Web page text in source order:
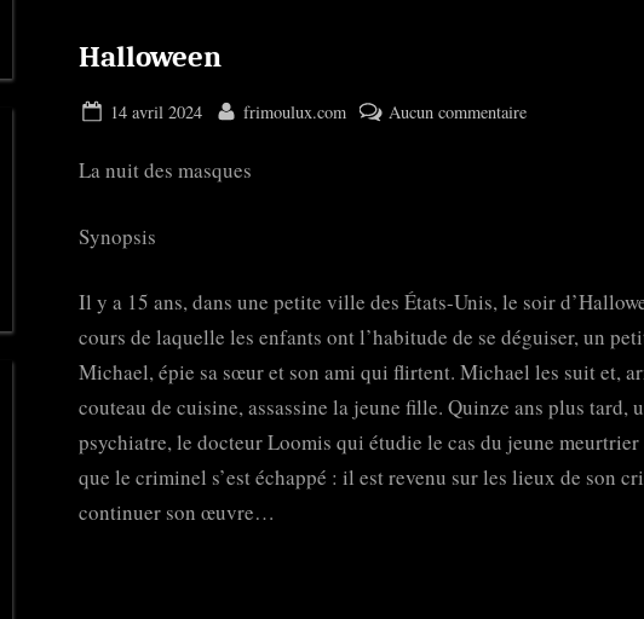
Halloween
Posted
14 avril 2024 By
frimoulux.com Aucun commentairesur
La nuit des masques
Synopsis
Il y a 15 ans, dans une petite ville des États-Unis, le soir
cours de laquelle les enfants ont l’habitude de se déguiser, un
Michael, épie sa sœur et son ami qui flirtent. Michael les suit et,
couteau de cuisine, assassine la jeune fille. Quinze ans plus tard,
psychiatre, le docteur Loomis qui étudie le cas du jeune meurtrier
que le criminel s’est échappé : il est revenu sur les lieux de son
continuer son œuvre…